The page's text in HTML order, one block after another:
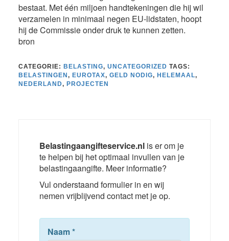
bestaat. Met één miljoen handtekeningen die hij wil
verzamelen in minimaal negen EU-lidstaten, hoopt
hij de Commissie onder druk te kunnen zetten.
bron
CATEGORIE: BELASTING, UNCATEGORIZED TAGS:
BELASTINGEN, EUROTAX, GELD NODIG, HELEMAAL,
NEDERLAND, PROJECTEN
Belastingaangifteservice.nlis er om je
te helpen bij het optimaal invullen van je
belastingaangifte. Meer informatie?
Vul onderstaand formulier in en wij
nemen vrijblijvend contact met je op.
Naam*